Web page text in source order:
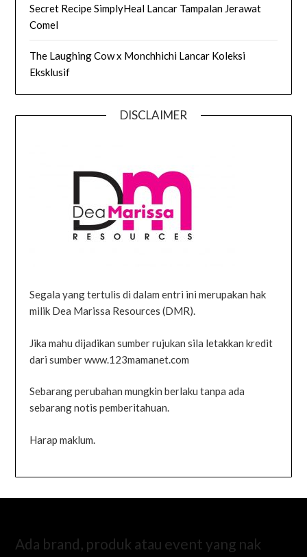
Secret Recipe SimplyHeal Lancar Tampalan Jerawat
Comel
The Laughing Cow x Monchhichi Lancar Koleksi
Eksklusif
DISCLAIMER
Segala yang tertulis di dalam entri ini merupakan hak
milik Dea Marissa Resources (DMR).
Jika mahu dijadikan sumber rujukan sila letakkan kredit
dari sumber www.123mamanet.com
Sebarang perubahan mungkin berlaku tanpa ada
sebarang notis pemberitahuan.
Harap maklum.
Ada brand, produk atau event yang nak